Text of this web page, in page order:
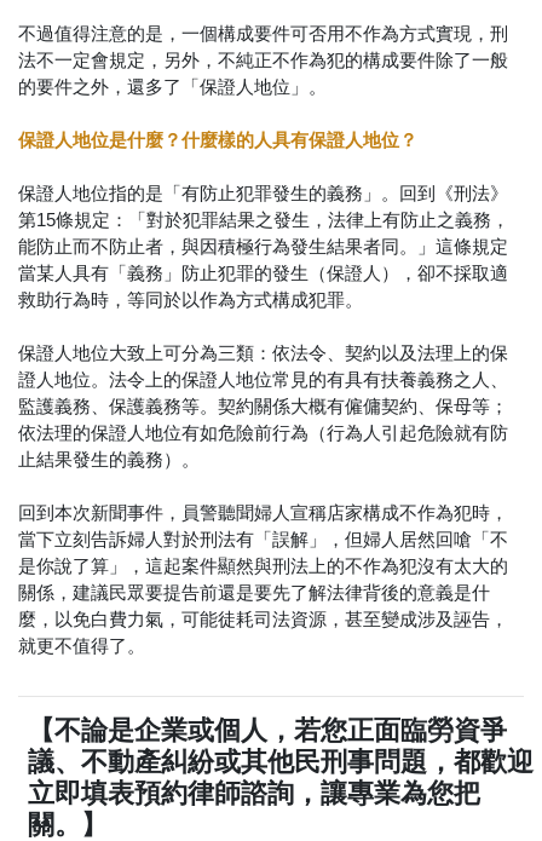
不過值得注意的是，一個構成要件可否用不作為方式實現，刑
法不一定會規定，另外，不純正不作為犯的構成要件除了一般
的要件之外，還多了「保證人地位」。
保證人地位是什麼？什麼樣的人具有保證人地位？
保證人地位指的是「有防止犯罪發生的義務」。回到《刑法》
第15條規定：「對於犯罪結果之發生，法律上有防止之義務，
能防止而不防止者，與因積極行為發生結果者同。」這條規定
當某人具有「義務」防止犯罪的發生（保證人），卻不採取適
救助行為時，等同於以作為方式構成犯罪。
保證人地位大致上可分為三類：依法令、契約以及法理上的保
證人地位。法令上的保證人地位常見的有具有扶養義務之人、
監護義務、保護義務等。契約關係大概有僱傭契約、保母等；
依法理的保證人地位有如危險前行為（行為人引起危險就有防
止結果發生的義務）。
回到本次新聞事件，員警聽聞婦人宣稱店家構成不作為犯時，
當下立刻告訴婦人對於刑法有「誤解」，但婦人居然回嗆「不
是你說了算」，這起案件顯然與刑法上的不作為犯沒有太大的
關係，建議民眾要提告前還是要先了解法律背後的意義是什
麼，以免白費力氣，可能徒耗司法資源，甚至變成涉及誣告，
就更不值得了。
【不論是企業或個人，若您正面臨勞資爭
議、不動產糾紛或其他民刑事問題，都歡迎
立即填表預約律師諮詢，讓專業為您把
關。】